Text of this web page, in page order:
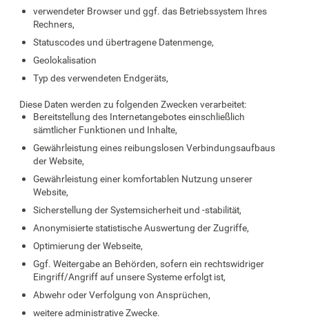
verwendeter Browser und ggf. das Betriebssystem Ihres
Rechners,
Statuscodes und übertragene Datenmenge,
Geolokalisation
Typ des verwendeten Endgeräts,
Diese Daten werden zu folgenden Zwecken verarbeitet:
Bereitstellung des Internetangebotes einschließlich
sämtlicher Funktionen und Inhalte,
Gewährleistung eines reibungslosen Verbindungsaufbaus
der Website,
Gewährleistung einer komfortablen Nutzung unserer
Website,
Sicherstellung der Systemsicherheit und -stabilität,
Anonymisierte statistische Auswertung der Zugriffe,
Optimierung der Webseite,
Ggf. Weitergabe an Behörden, sofern ein rechtswidriger
Eingriff/Angriff auf unsere Systeme erfolgt ist,
Abwehr oder Verfolgung von Ansprüchen,
weitere administrative Zwecke.